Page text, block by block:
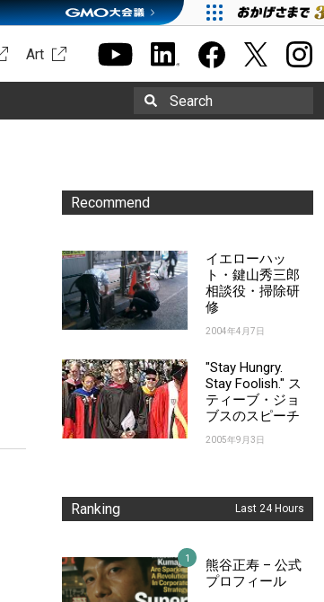
Art
Search
Recommend
イエローハッ
ト・鍵山秀三郎
相談役・掃除研
修
2004年4月7日
"Stay Hungry.
Stay Foolish." ス
ティーブ・ジョ
ブスのスピーチ
2005年9月3日
Ranking Last 24 Hours
熊谷正寿 – 公式
プロフィール